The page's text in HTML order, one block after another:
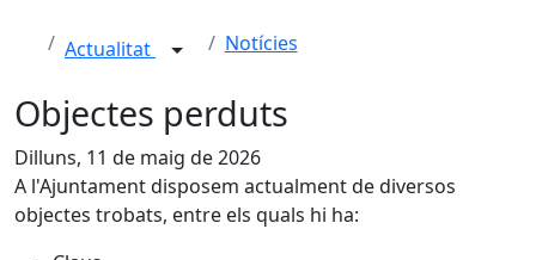
Actualitat Notícies
Objectes perduts
Dilluns, 11 de maig de 2026
A l'Ajuntament disposem actualment de diversos
objectes trobats, entre els quals hi ha: